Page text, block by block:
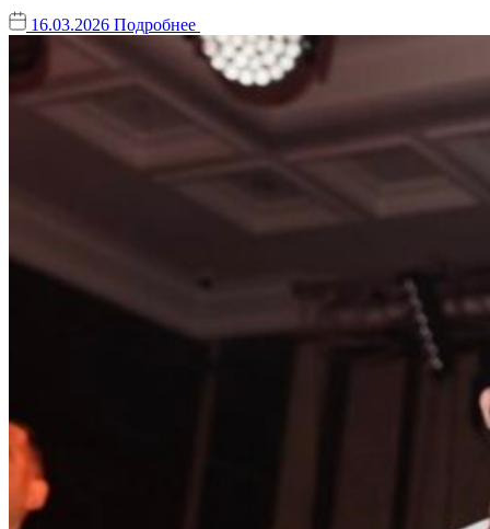
16.03.2026 Подробнее